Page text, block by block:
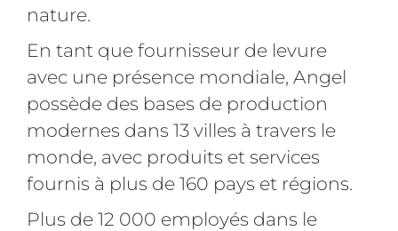
nature.
En tant que fournisseur de levure
avec une présence mondiale, Angel
possède des bases de production
modernes dans 13 villes à travers le
monde, avec produits et services
fournis à plus de 160 pays et régions.
Plus de 12 000 employés dans le